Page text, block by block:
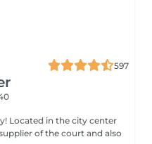
597
of the court and also